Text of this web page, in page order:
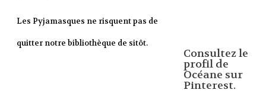
Les Pyjamasques ne risquent pas de
quitter notre bibliothèque de sitôt.
Consultez le
profil de
Océane sur
Pinterest.